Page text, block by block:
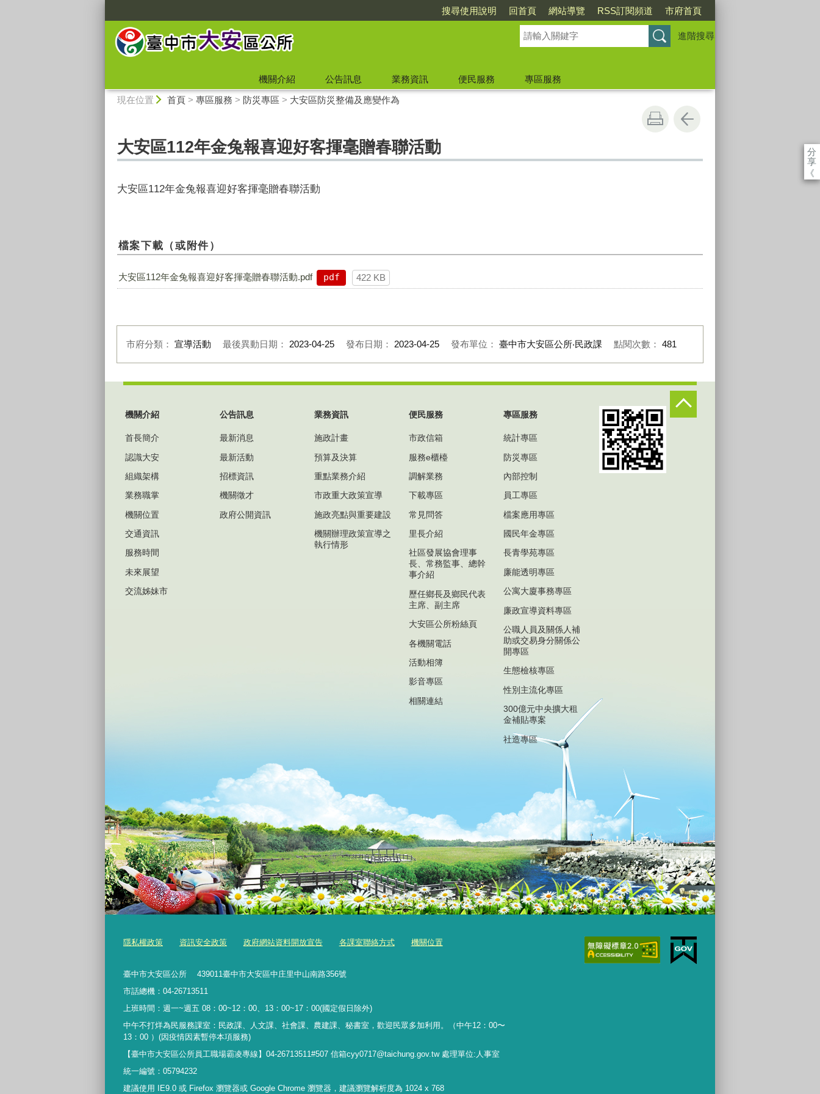
搜尋使用說明 回首頁 網站導覽 RSS訂閱頻道 市府首頁
進階搜尋
機關介紹 公告訊息 業務資訊 便民服務
專區服務
現在位置 首頁> 專區服務 > 防災專區 > 大安區防災整備及應變作為
分
享
《
大安區112年金兔報喜迎好客揮毫贈春聯活動
大安區112年金兔報喜迎好客揮毫贈春聯活動
檔案下載（或附件）
大安區112年金兔報喜迎好客揮毫贈春聯活動.pdf pdf 422 KB
市府分類： 宣導活動 最後異動日期： 2023-04-25 發布日期： 2023-04-25 發布單位： 臺中市大安區公所‧民政課 點閱次數： 481
機關介紹
首長簡介
認識大安
組織架構
業務職掌
機關位置
交通資訊
服務時間
未來展望
交流姊妹市
公告訊息
最新消息
最新活動
招標資訊
機關徵才
政府公開資訊
業務資訊
施政計畫
預算及決算
重點業務介紹
市政重大政策宣導
施政亮點與重要建設
機關辦理政策宣導之
執行情形
便民服務
市政信箱
服務e櫃檯
調解業務
下載專區
常見問答
里長介紹
社區發展協會理事
長、常務監事、總幹
事介紹
歷任鄉長及鄉民代表
主席、副主席
大安區公所粉絲頁
各機關電話
活動相簿
影音專區
相關連結
專區服務
統計專區
防災專區
內部控制
員工專區
檔案應用專區
國民年金專區
長青學苑專區
廉能透明專區
公寓大廈事務專區
廉政宣導資料專區
公職人員及關係人補
助或交易身分關係公
開專區
生態檢核專區
性別主流化專區
300億元中央擴大租
金補貼專案
社造專區
隱私權政策 資訊安全政策 政府網站資料開放宣告 各課室聯絡方式 機關位置
臺中市大安區公所 439011臺中市大安區中庄里中山南路356號
市話總機：04-26713511
上班時間：週一~週五 08：00~12：00、13：00~17：00(國定假日除外)
中午不打烊為民服務課室：民政課、人文課、社會課、農建課、秘書室，歡迎民眾多加利用。（中午12：00〜
13：00 ）(因疫情因素暫停本項服務)
【臺中市大安區公所員工職場霸凌專線】04-26713511#507 信箱cyy0717@taichung.gov.tw 處理單位:人事室
統一編號：05794232
建議使用 IE9.0 或 Firefox 瀏覽器或 Google Chrome 瀏覽器，建議瀏覽解析度為 1024 x 768